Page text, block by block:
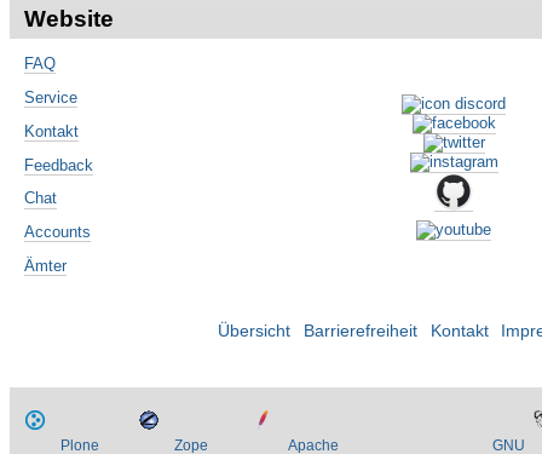
Website
FAQ
Service
Kontakt
Feedback
Chat
Accounts
Ämter
Übersicht Barrierefreiheit Kontakt
Plone Zope Apache GNU